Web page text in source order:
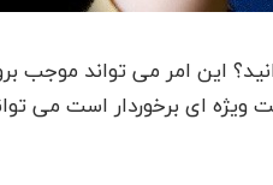
این امر می تواند موجب
ای برخوردار است می